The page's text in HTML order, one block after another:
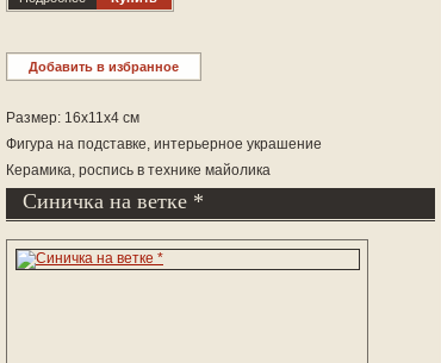
Добавить в избранное
Размер: 16х11х4 см
Фигура на подставке, интерьерное украшение
Керамика, роспись в технике майолика
Синичка на ветке *